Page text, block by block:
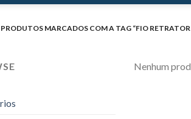
PRODUTOS MARCADOS COM A TAG “FIO
Nenhum